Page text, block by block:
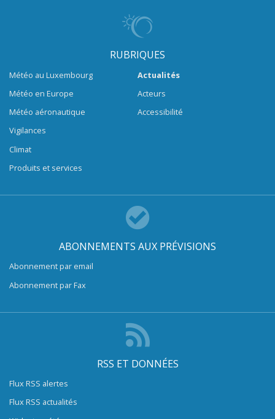
RUBRIQUES
Météo au Luxembourg
Météo en Europe
Météo aéronautique
Vigilances
Climat
Produits et services
Actualités
Acteurs
Accessibilité
ABONNEMENTS AUX PRÉVISIONS
Abonnement par email
Abonnement par Fax
RSS ET DONNÉES
Flux RSS alertes
Flux RSS actualités